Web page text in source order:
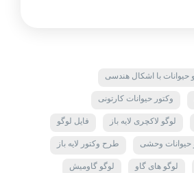
حیوانات با اشکال هندسی
وکتور حیوانات کارتونی
لوگو لاکچری لایه باز فایل لوگو
حیوانات وحشی طرح وکتور لایه باز
لوگو های گاو لوگو گاومیش